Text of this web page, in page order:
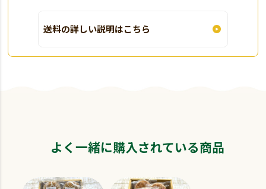
送料の詳しい説明はこちら
よく一緒に購入されている商品